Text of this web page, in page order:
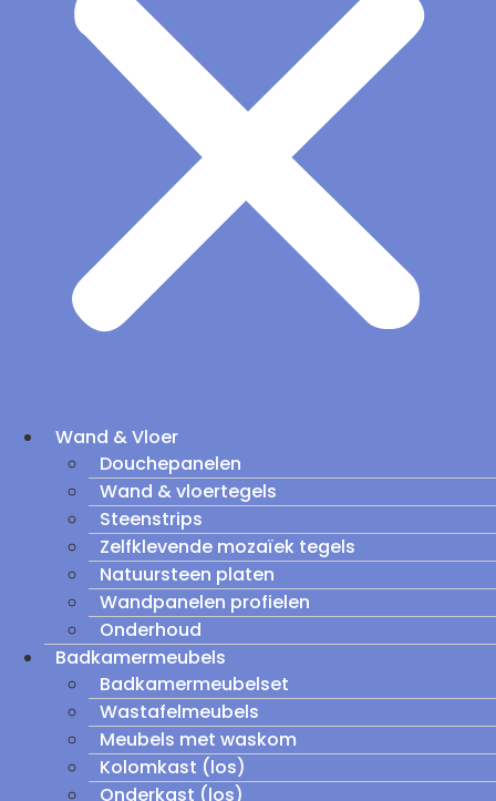
Wand & Vloer
Douchepanelen
Wand & vloertegels
Steenstrips
Zelfklevende mozaïek tegels
Natuursteen platen
Wandpanelen profielen
Onderhoud
Badkamermeubels
Badkamermeubelset
Wastafelmeubels
Meubels met waskom
Kolomkast (los)
Onderkast (los)